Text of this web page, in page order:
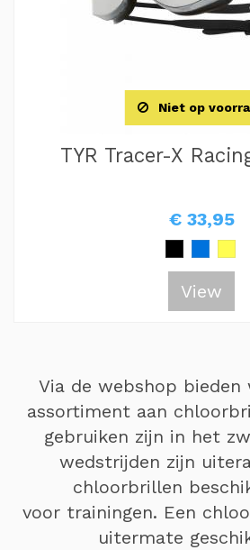
Niet op
TYR Tracer-X
€ 33,95
View
Via de webshop bieden
assortiment aan
gebruiken zijn in het
wedstrijden zijn
chloorbrillen
voor trainingen. Een
uitermate